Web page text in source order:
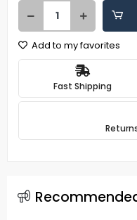
Add to my favorites
Fast Shipping